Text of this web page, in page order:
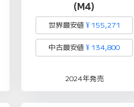
(M4)
世界最安値 ¥ 155,271
中古最安値 ¥ 134,800
2024年発売